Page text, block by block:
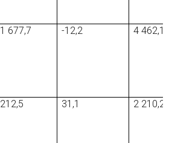
1 677,7 -12,2 4 462,1
212,5 31,1 2 210,2